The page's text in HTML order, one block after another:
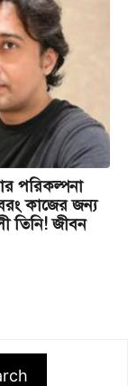
পরিকল্পনা
কাজের জন্য
তিনি! জীবন